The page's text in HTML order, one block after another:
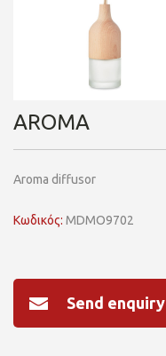
AROMA
Aroma diffusor
Κωδικός: MDMO9702
Send enquiry